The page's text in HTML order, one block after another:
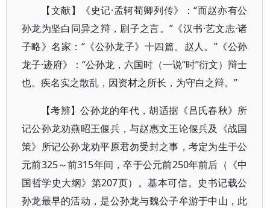
【文献】《史记·孟轲荀卿列传》：“而赵亦有公
孙龙为坚白同异之辩，剧子之言。”《汉书·艺文志·诸
子略》名家：“《公孙龙子》十四篇。赵人。”《公孙
龙子·迹府》：“公孙龙，六国时（一说“时”衍文）辩士
也。疾名实之散乱，因资材之所长，为守白之辩。”
【考辨】公孙龙的年代，胡适据《吕氏春秋》所
记公孙龙劝燕昭王偃兵，与赵惠文王论偃兵及《战国
策》所记公孙龙劝平原君勿受封之事，考定为生于公
元前325～前315年间，卒于公元前250年前后（《中
国哲学史大纲》第207页）。基本可信。史书记载公
孙龙最早的活动，是公孙龙与魏公子牟游于中山，此